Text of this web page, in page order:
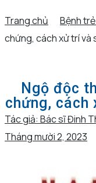
Trang chủ Bệnh
chứng, cách xử trí và
Ngộ độc
chứng, cách
Tác giả: Bác sĩ Đinh
Tháng mười 2, 2023